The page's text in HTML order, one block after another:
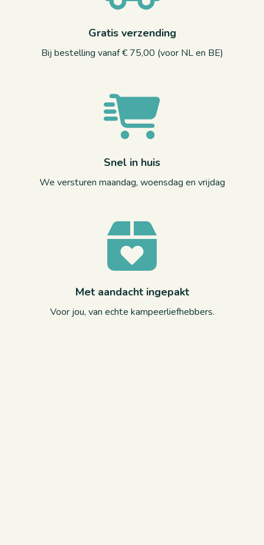
Gratis verzending
Bij bestelling vanaf € 75,00 (voor NL en BE)
Snel in huis
We versturen maandag, woensdag en vrijdag
Met aandacht ingepakt
Voor jou, van echte kampeerliefhebbers.